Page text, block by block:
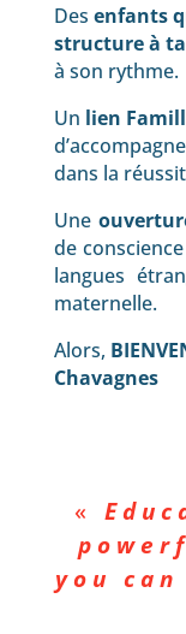
Des enfants
structure à
à son rythme.
Un lien
dans la
Une
de
langues
maternelle.
Alors,
Chavagnes
«
you